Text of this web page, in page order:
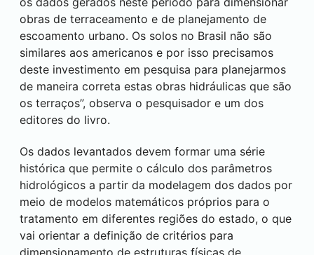
obras de terraceamento e de planejamento de
escoamento urbano. Os solos no Brasil não são
similares aos americanos e por isso precisamos
deste investimento em pesquisa para planejarmos
de maneira correta estas obras hidráulicas que são
os terraços”, observa o pesquisador e um dos
editores do livro.
Os dados levantados devem formar uma série
histórica que permite o cálculo dos parâmetros
hidrológicos a partir da modelagem dos dados por
meio de modelos matemáticos próprios para o
tratamento em diferentes regiões do estado, o que
vai orientar a definição de critérios para